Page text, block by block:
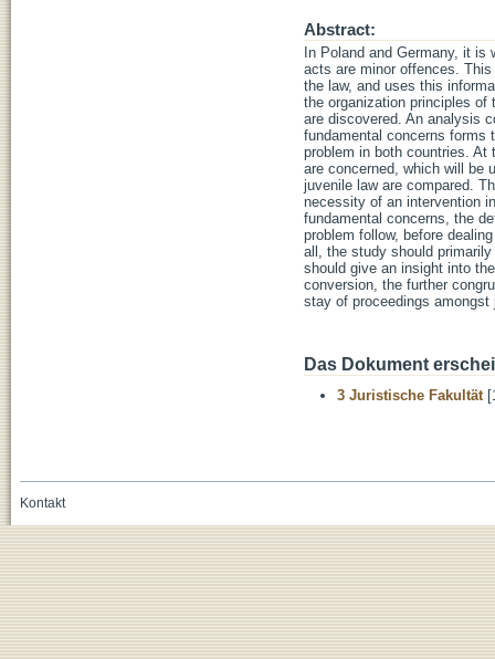
Abstract:
In Poland and Germany, it
acts are minor offences.
the law, and uses this
the organization principles
are discovered. An analysis
fundamental concerns forms
problem in both countries.
are concerned, which will be
juvenile law are compared.
necessity of an intervention
fundamental concerns, the
problem follow, before
all, the study should
should give an insight into
conversion, the further
stay of proceedings
Das Dokument
3 Juristische Fakultät
Kontakt